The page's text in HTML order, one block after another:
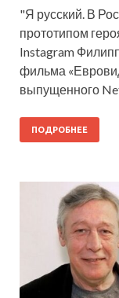
"Я русский. В
прототипом
Instagram
фильма
выпущенного
ПОДРОБНЕЕ